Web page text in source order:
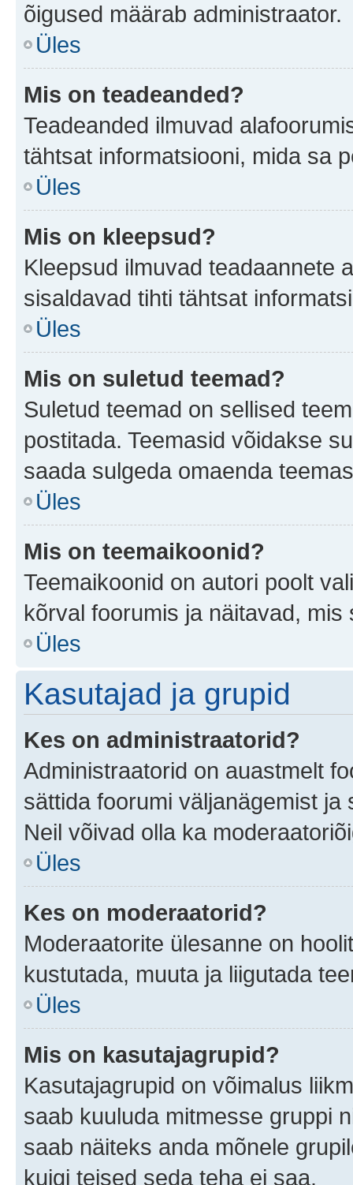
õigused määrab administraator.
Üles
Mis on teadeanded?
Teadeanded ilmuvad
tähtsat informatsiooni, mida sa
Üles
Mis on kleepsud?
Kleepsud ilmuvad teadaannete
sisaldavad tihti tähtsat
Üles
Mis on suletud teemad?
Suletud teemad on sellised
postitada. Teemasid võidakse
saada sulgeda omaenda
Üles
Mis on teemaikoonid?
Teemaikoonid on autori poolt
kõrval foorumis ja näitavad, mis
Üles
Kasutajad ja grupid
Kes on administraatorid?
Administraatorid on auastmelt
sättida foorumi väljanägemist
Neil võivad olla ka
Üles
Kes on moderaatorid?
Moderaatorite ülesanne on
kustutada, muuta ja liigutada
Üles
Mis on kasutajagrupid?
Kasutajagrupid on võimalus
saab kuuluda mitmesse gruppi
saab näiteks anda mõnele
kuigi teised seda teha ei saa.